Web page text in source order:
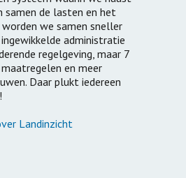
samen de lasten en het
worden we samen sneller
ingewikkelde administratie
regelgeving, maar 7
en meer
Daar plukt iedereen
Landinzicht